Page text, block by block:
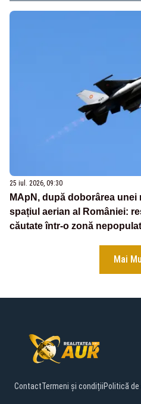
25 iul. 2026, 09:30
MApN, după doborârea
spațiul aerian al României:
căutate într-o zonă
Mai
ContactTermeni și condițiiPolitică